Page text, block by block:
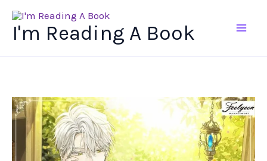
I'm Reading A Book